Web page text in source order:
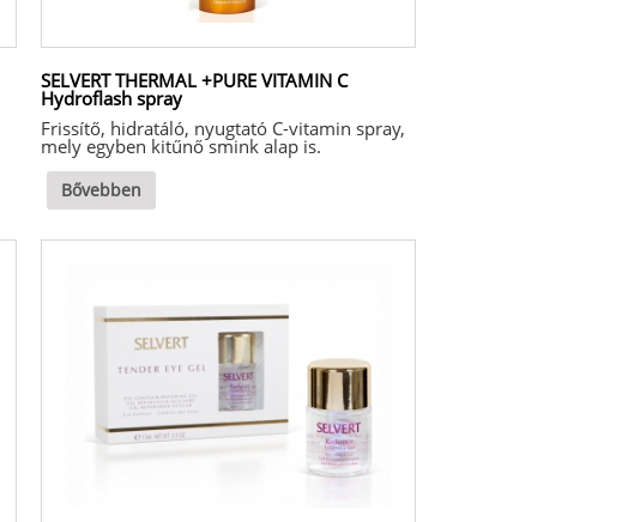
SELVERT THERMAL +PURE VITAMIN C
Hydroflash spray
Frissítő, hidratáló, nyugtató C-vitamin spray,
mely egyben kitűnő smink alap is.
Bővebben